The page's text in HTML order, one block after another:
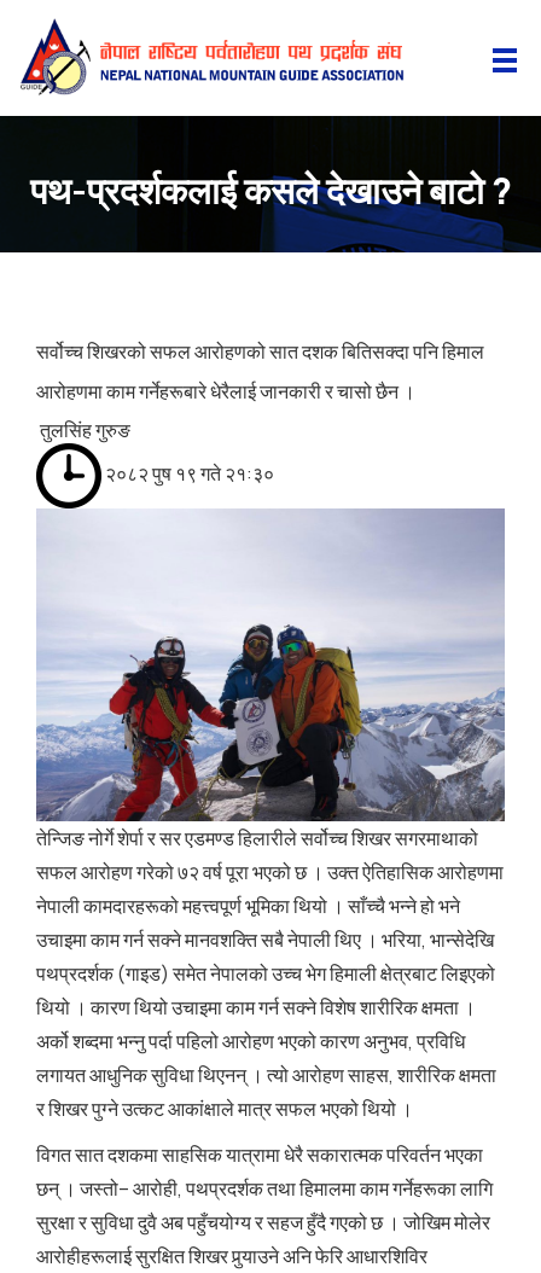
पथ-प्रदर्शकलाई कसले देखाउने बाटो ?
सर्वोच्च शिखरको सफल आरोहणको सात दशक बितिसक्दा पनि हिमाल
आरोहणमा काम गर्नेहरूबारे धेरैलाई जानकारी र चासो छैन ।
तुलसिंह गुरुङ
२०८२ पुष १९ गते २१:३०
तेन्जिङ नोर्गे शेर्पा र सर एडमण्ड हिलारीले सर्वोच्च शिखर सगरमाथाको
सफल आरोहण गरेको ७२ वर्ष पूरा भएको छ । उक्त ऐतिहासिक आरोहणमा
नेपाली कामदारहरूको महत्त्वपूर्ण भूमिका थियो । साँच्चै भन्ने हो भने
उचाइमा काम गर्न सक्ने मानवशक्ति सबै नेपाली थिए । भरिया, भान्सेदेखि
पथप्रदर्शक (गाइड) समेत नेपालको उच्च भेग हिमाली क्षेत्रबाट लिइएको
थियो । कारण थियो उचाइमा काम गर्न सक्ने विशेष शारीरिक क्षमता ।
अर्को शब्दमा भन्नु पर्दा पहिलो आरोहण भएको कारण अनुभव, प्रविधि
लगायत आधुनिक सुविधा थिएनन् । त्यो आरोहण साहस, शारीरिक क्षमता
र शिखर पुग्ने उत्कट आकांक्षाले मात्र सफल भएको थियो ।
विगत सात दशकमा साहसिक यात्रामा धेरै सकारात्मक परिवर्तन भएका
छन् । जस्तो– आरोही, पथप्रदर्शक तथा हिमालमा काम गर्नेहरूका लागि
सुरक्षा र सुविधा दुवै अब पहुँचयोग्य र सहज हुँदै गएको छ । जोखिम मोलेर
आरोहीहरूलाई सुरक्षित शिखर पुर्‍याउने अनि फेरि आधारशिविर